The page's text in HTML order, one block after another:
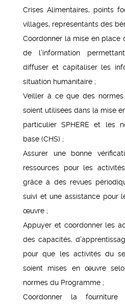
Crises Alimentaires, points
villages, représentants des
Coordonner la mise en place
de l’information
diffuser et capitaliser les
situation humanitaire ;
Veiller à ce que des
soient utilisées dans la mise
particulier SPHERE et les
base (CHS) ;
Assurer une bonne
ressources pour les
grâce à des revues
suivi et une assistance pour
œuvre ;
Appuyer et coordonner les
des capacités,
pour que les activités du
soient mises en œuvre
normes du Programme ;
Coordonner la fourniture